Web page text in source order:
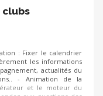
clubs
: Fixer le calendrier
les informations
actualités du
- Animation de la
et le moteur du